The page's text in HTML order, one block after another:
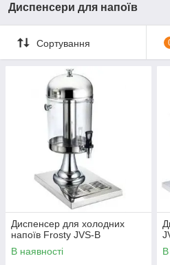
Диспенсери для напоїв
Сортування
Диспенсер для холодних
напоїв Frosty JVS-B
В наявності
В